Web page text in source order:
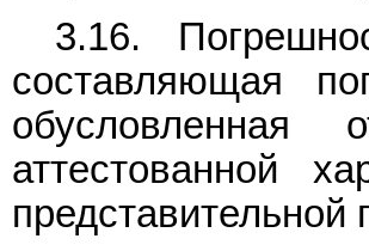
3.16.
составляющая
обусловленная
аттестованной
представительной